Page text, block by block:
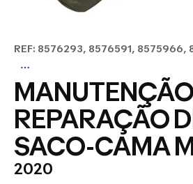
REF: 8576293, 8576591,
REPARAÇÃO
SACO-CAMA
2020